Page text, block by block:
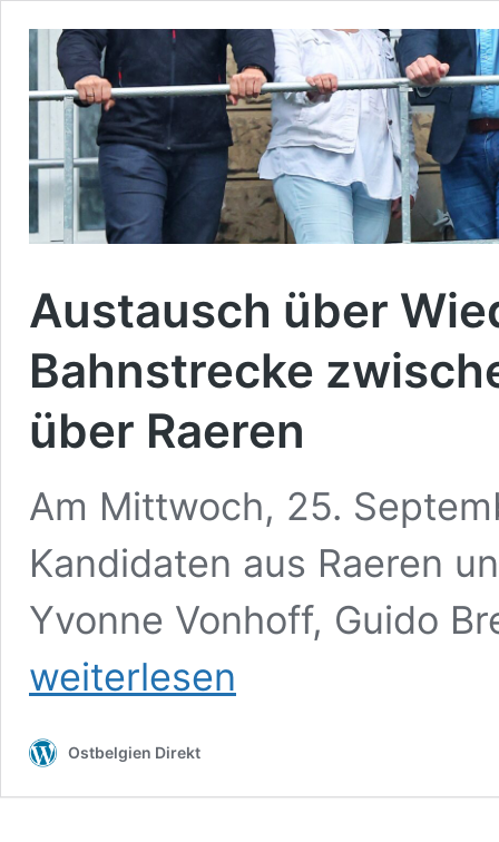
Austausch über
Bahnstrecke
über Raeren
Am Mittwoch, 25.
Kandidaten aus Raeren
Yvonne Vonhoff, Guido
weiterlesen
Ostbelgien Direkt